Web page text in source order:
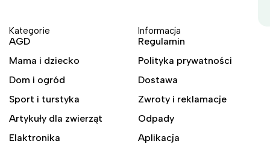
Kategorie
AGD
Mama i dziecko
Dom i ogród
Sport i turstyka
Artykuły dla zwierząt
Elaktronika
Informacja
Regulamin
Polityka prywatności
Dostawa
Zwroty i reklamacje
Odpady
Aplikacja